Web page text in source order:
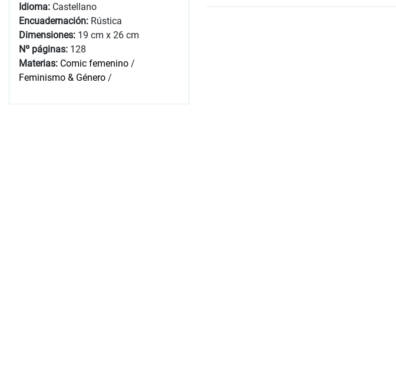
Idioma: Castellano
Encuadernación: Rústica
Dimensiones: 19 cm x 26 cm
Nº páginas: 128
Materias: Comic femenino /
Feminismo & Género /